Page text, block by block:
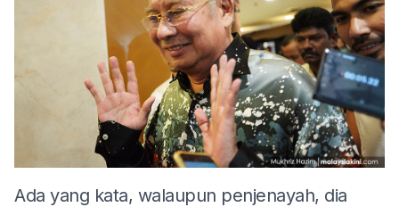
Ada yang kata, walaupun penjenayah, dia